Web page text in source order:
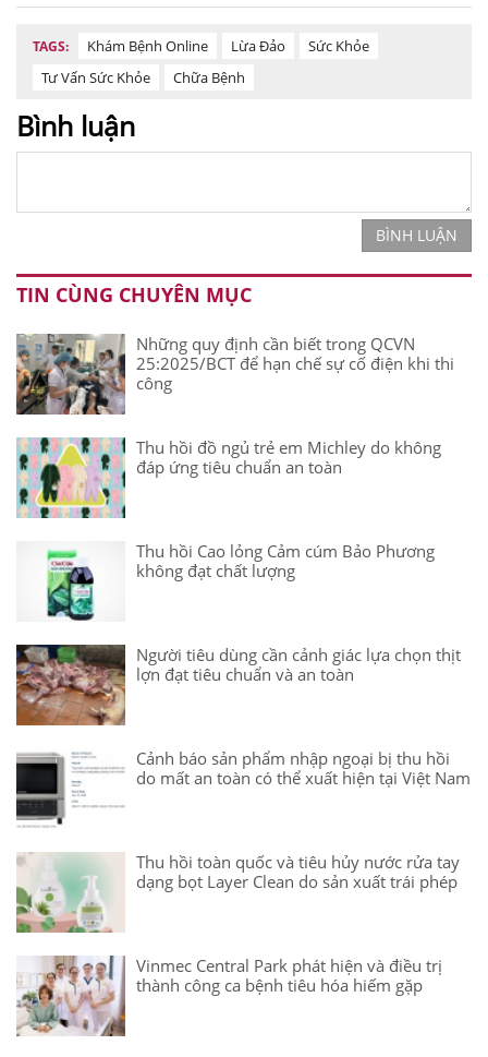
TAGS: Khám Bệnh Online Lừa Đảo
Sức Khỏe
Tư Vấn Sức Khỏe
Chữa Bệnh
Bình luận
BÌNH LUẬN
TIN CÙNG CHUYÊN MỤC
Những quy định cần biết trong QCVN
25:2025/BCT để hạn chế sự cố điện khi thi
công
Thu hồi đồ ngủ trẻ em Michley do không
đáp ứng tiêu chuẩn an toàn
Thu hồi Cao lỏng Cảm cúm Bảo Phương
không đạt chất lượng
Người tiêu dùng cần cảnh giác lựa chọn thịt
lợn đạt tiêu chuẩn và an toàn
Cảnh báo sản phẩm nhập ngoại bị thu hồi
do mất an toàn có thể xuất hiện tại Việt Nam
Thu hồi toàn quốc và tiêu hủy nước rửa tay
dạng bọt Layer Clean do sản xuất trái phép
Vinmec Central Park phát hiện và điều trị
thành công ca bệnh tiêu hóa hiếm gặp